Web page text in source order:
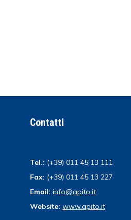
Contatti
Tel.: (+39) 011 45 13 111
Fax: (+39) 011 45 13 227
Email: info@apito.it
Website: www.apito.it